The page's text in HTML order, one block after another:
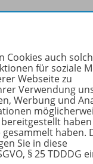
und
erhöhen die
Anwendung
dieInteraktiven
die BiBox nutzen,
auch
für soziale
Webseite zu
Verwendung
Werbung und
haben.
Sie in diese
§ 25 TDDDG